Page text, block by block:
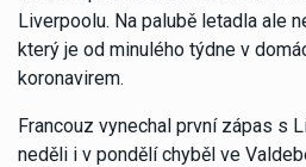
Liverpoolu. Na palubě letadla ale
který je od minulého týdne v
koronavirem.
Francouz vynechal první zápas s
neděli i v pondělí chyběl ve